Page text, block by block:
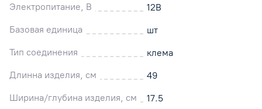
Электропитание, В
12В
Базовая единица
шт
Тип соединения
клема
Длинна изделия, см
49
Ширина/глубина изделия, см
17.5